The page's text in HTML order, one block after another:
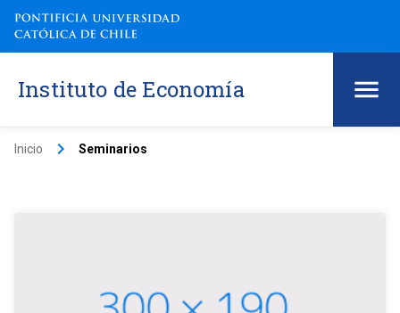
Instituto de Economía
Inicio keyboard_arrow_right Seminarios